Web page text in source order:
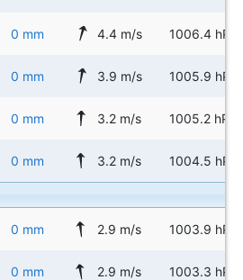
0 mm 4.4 m/s 1006.4 hPa
0 mm 3.9 m/s 1005.9 hPa
0 mm 3.2 m/s 1005.2 hPa
0 mm 3.2 m/s 1004.5 hPa
0 mm 2.9 m/s 1003.9 hPa
0 mm 2.9 m/s 1003.3 hPa